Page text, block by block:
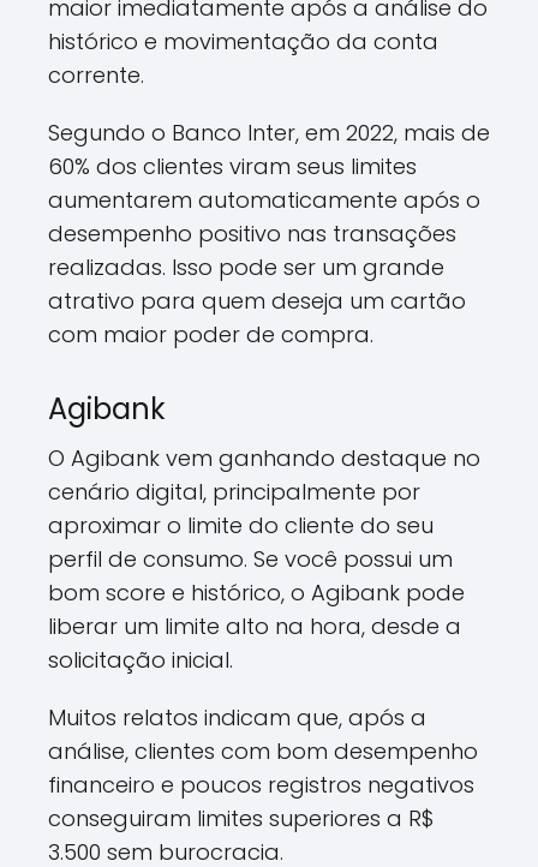
maior imediatamente após a análise do
histórico e movimentação da conta
corrente.
Segundo o Banco Inter, em 2022, mais de
60% dos clientes viram seus limites
aumentarem automaticamente após o
desempenho positivo nas transações
realizadas. Isso pode ser um grande
atrativo para quem deseja um cartão
com maior poder de compra.
Agibank
O Agibank vem ganhando destaque no
cenário digital, principalmente por
aproximar o limite do cliente do seu
perfil de consumo. Se você possui um
bom score e histórico, o Agibank pode
liberar um limite alto na hora, desde a
solicitação inicial.
Muitos relatos indicam que, após a
análise, clientes com bom desempenho
financeiro e poucos registros negativos
conseguiram limites superiores a R$
3.500 sem burocracia.